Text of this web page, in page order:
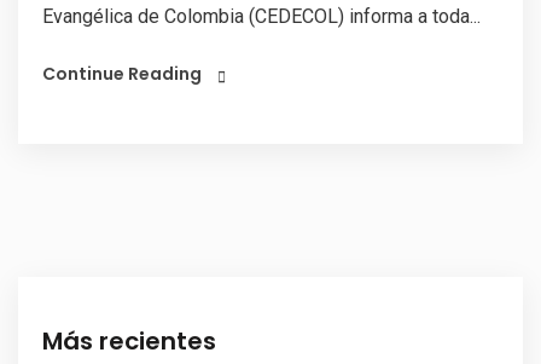
Evangélica de Colombia (CEDECOL) informa a toda...
Continue Reading
Más recientes